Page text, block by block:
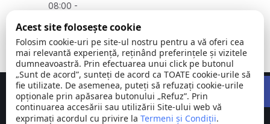
08:00 -
vineri
08:00 -
14:00
Comuna © Toate
Concept realizat deBig Media Relații Publice SRL
Acest site folosește cookie
Folosim cookie-uri pe site-ul nostru pentru a vă oferi cea
mai relevantă experiență, reținând preferințele și vizitele
dumneavoastră. Prin efectuarea unui click pe butonul
„Sunt de acord”, sunteți de acord ca TOATE cookie-urile să
fie utilizate. De asemenea, puteți să refuzați cookie-urile
opționale prin apăsarea butonului „Refuz”. Prin
continuarea accesării sau utilizării Site-ului web vă
exprimați acordul cu privire la Termeni și Condiții.